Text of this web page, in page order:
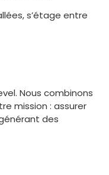
s’étage entre
Nous combinons
mission : assurer
des